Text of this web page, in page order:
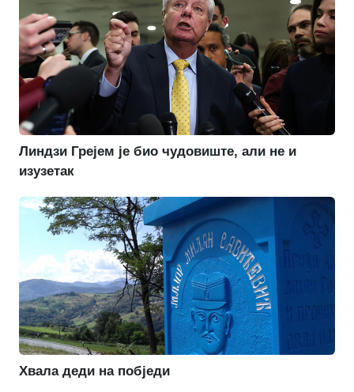
Линдзи Грејем је био чудовиште, али не и
изузетак
Хвала деди на побједи